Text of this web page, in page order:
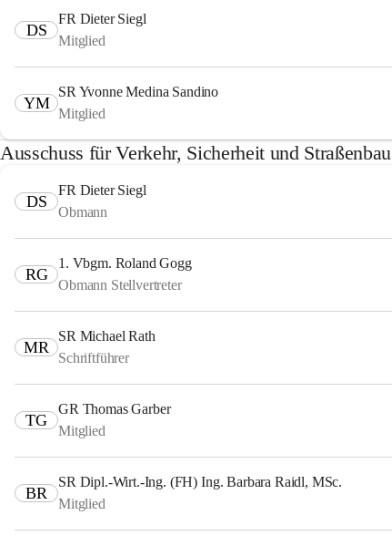
DS
FR Dieter Siegl
Mitglied
YM
SR Yvonne Medina Sandino
Mitglied
Ausschuss für Verkehr, Sicherheit und Straßenbau
DS
FR Dieter Siegl
Obmann
RG
1. Vbgm. Roland Gogg
Obmann Stellvertreter
MR
SR Michael Rath
Schriftführer
TG
GR Thomas Garber
Mitglied
BR
SR Dipl.-Wirt.-Ing. (FH) Ing. Barbara Raidl, MSc.
Mitglied